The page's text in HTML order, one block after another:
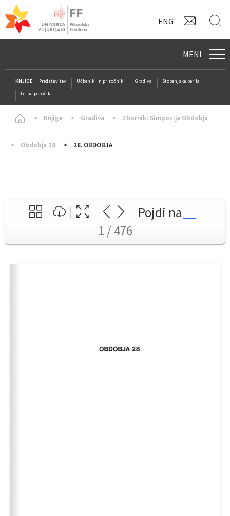
ENG
MENI
KNJIGE: Predstavitev Učbeniki in priročniki Gradiva
Stopenjska berila
Letna poročila
Homepage
Knjige Gradiva Zborniki Simpozija Obdobja
Obdobja 28 28. OBDOBJA
Pojdi na
1 / 476